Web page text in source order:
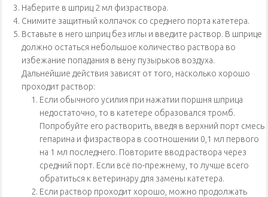
Наберите в шприц 2 мл физраствора.
Снимите защитный колпачок со среднего порта катетера.
Вставьте в него шприц без иглы и введите раствор. В шприце
должно остаться небольшое количество раствора во
избежание попадания в вену пузырьков воздуха.
Дальнейшие действия зависят от того, насколько хорошо
проходит раствор:
Если обычного усилия при нажатии поршня шприца
недостаточно, то в катетере образовался тромб.
Попробуйте его растворить, введя в верхний порт смесь
гепарина и физраствора в соотношении 0,1 мл первого
на 1 мл последнего. Повторите ввод раствора через
средний порт. Если всё по-прежнему, то лучше всего
обратиться к ветеринару для замены катетера.
Если раствор проходит хорошо, можно продолжать